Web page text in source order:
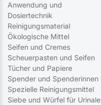
Anwendung und
Dosiertechnik
Reinigungsmaterial
Ökologische Mittel
Seifen und Cremes
Scheuerpasten und Seifen
Tücher und Papiere
Spender und Spenderinnen
Spezielle Reinigungsmittel
Siebe und Würfel für Urinale